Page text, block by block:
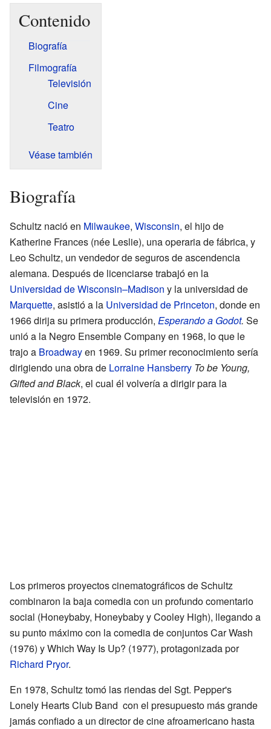
Contenido
Biografía
Filmografía
Televisión
Cine
Teatro
Véase también
Biografía
Schultz nació en Milwaukee, Wisconsin, el hijo de
Katherine Frances (née Leslie), una operaria de fábrica, y
Leo Schultz, un vendedor de seguros de ascendencia
alemana. Después de licenciarse trabajó en la
Universidad de Wisconsin–Madison y la universidad de
Marquette, asistió a la Universidad de Princeton, donde en
1966 dirija su primera producción, Esperando a Godot. Se
unió a la Negro Ensemble Company en 1968, lo que le
trajo a Broadwayen 1969. Su primer reconocimiento sería
dirigiendo una obra de Lorraine Hansberry To be Young,
Gifted and Black, el cual él volvería a dirigir para la
televisión en 1972.
Los primeros proyectos cinematográficos de Schultz
combinaron la baja comedia con un profundo comentario
social (Honeybaby, Honeybaby y Cooley High), llegando a
su punto máximo con la comedia de conjuntos Car Wash
(1976) y Which Way Is Up? (1977), protagonizada por
Richard Pryor.
En 1978, Schultz tomó las riendas del Sgt. Pepper's
Lonely Hearts Club Band con el presupuesto más grande
jamás confiado a un director de cine afroamericano hasta